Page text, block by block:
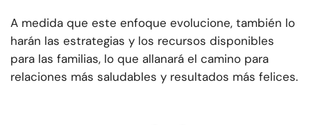
A medida que este enfoque evolucione, también lo
harán las estrategias y los recursos disponibles
para las familias, lo que allanará el camino para
relaciones más saludables y resultados más felices.